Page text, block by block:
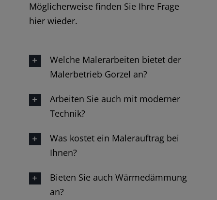
Möglicherweise finden Sie Ihre Frage
hier wieder.
Welche Malerarbeiten bietet der
Malerbetrieb Gorzel an?
Arbeiten Sie auch mit moderner
Technik?
Was kostet ein Malerauftrag bei
Ihnen?
Bieten Sie auch Wärmedämmung
an?